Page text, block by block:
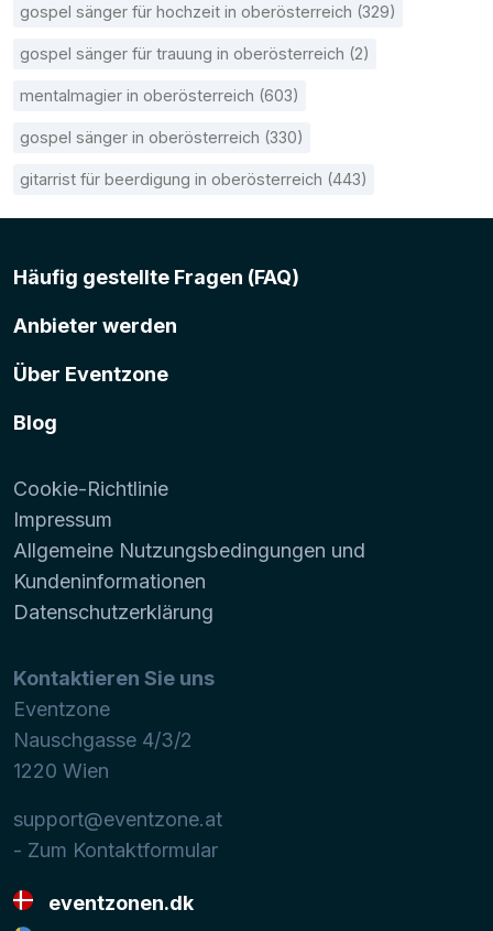
gospel sänger für hochzeit in oberösterreich (329)
gospel sänger für trauung in oberösterreich (2)
mentalmagier in oberösterreich (603)
gospel sänger in oberösterreich (330)
gitarrist für beerdigung in oberösterreich (443)
Häufig gestellte Fragen (FAQ)
Anbieter werden
Über Eventzone
Blog
Cookie-Richtlinie
Impressum
Allgemeine Nutzungsbedingungen und
Kundeninformationen
Datenschutzerklärung
Kontaktieren Sie uns
Eventzone
Nauschgasse 4/3/2
1220 Wien
support@eventzone.at
- Zum Kontaktformular
eventzonen.dk